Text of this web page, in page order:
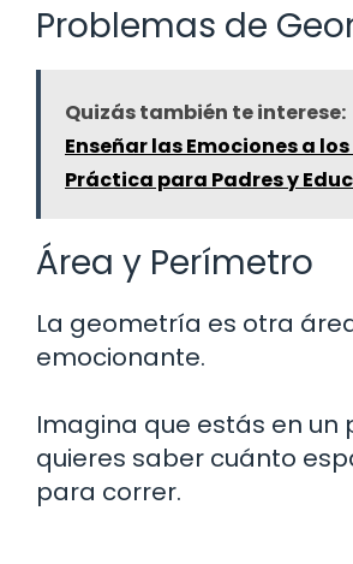
Problemas de
Quizás también te interese:
Enseñar las Emociones a
Práctica para Padres y
Área y Perímetro
La geometría es otra
emocionante.
Imagina que estás en un
quieres saber cuánto
para correr.